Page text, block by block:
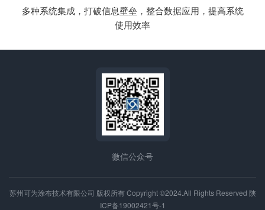
多种系统集成，打破信息壁垒，整合数据应用，提高系统
使用效率
微信公众号
苏州可为涂布技术有限公司 版权所有 Copyright ©2024.All Rights Reserved 陕
ICP备19002421号-1